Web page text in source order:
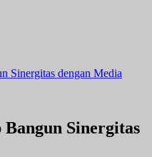
Sinergitas dengan Media
Sinergitas